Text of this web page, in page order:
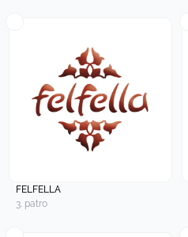
FELFELLA
3. patro